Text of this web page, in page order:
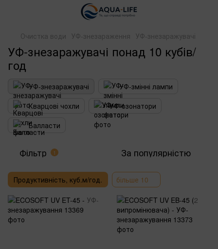
Очистка води УФ-знезараження УФ-знезаражувачі
УФ-знезаражувачі понад 10 кубів/
год
УФ-знезаражувачі
УФ-змінні лампи
Кварцові чохли
УФ-озонатори
Балласти
Фільтр 1 За популярністю
Продуктивність, куб.м/год. більше 10